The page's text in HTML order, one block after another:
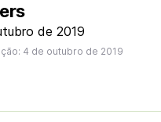
de 2019
4 de outubro de 2019